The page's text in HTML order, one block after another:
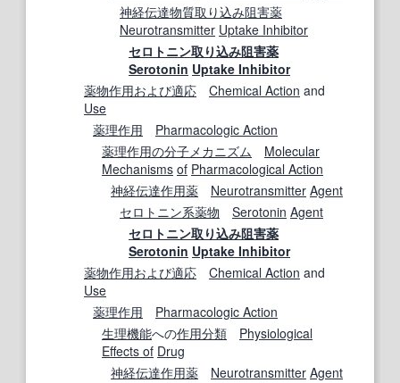
神経伝達物質取り込み阻害薬
Neurotransmitter Uptake Inhibitor
セロトニン取り込み阻害薬
Serotonin Uptake Inhibitor
薬物作用および適応 Chemical Action and
Use
薬理作用
Pharmacologic Action
薬理作用の分子 メカニズム
Molecular
Mechanisms of Pharmacological Action
神経伝達作用薬 Neurotransmitter Agent
セロトニン系薬物 Serotonin Agent
セロトニン取り込み阻害薬
Serotonin Uptake Inhibitor
薬物作用および適応 Chemical Action and
Use
薬理作用
Pharmacologic Action
生理機能への作用分類
Physiological
Effects of Drug
神経伝達作用薬 Neurotransmitter Agent